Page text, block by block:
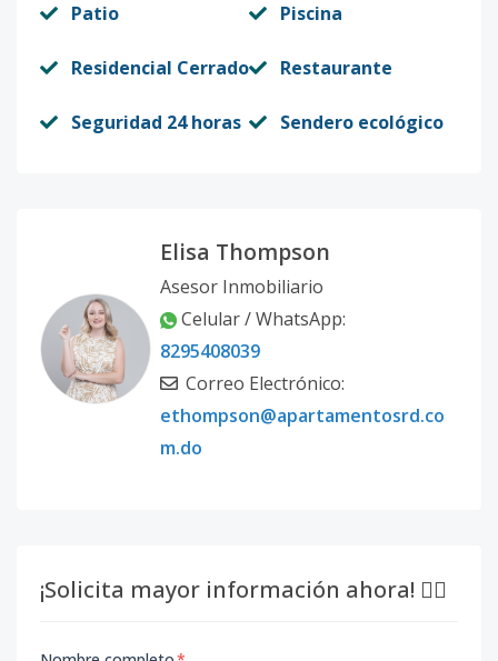
Patio Piscina
Residencial Cerrado Restaurante
Seguridad 24 horas Sendero ecológico
Elisa Thompson
Asesor Inmobiliario
Celular / WhatsApp:
8295408039
Correo Electrónico:
ethompson@apartamentosrd.co
m.do
¡Solicita mayor información ahora! 👇🏽